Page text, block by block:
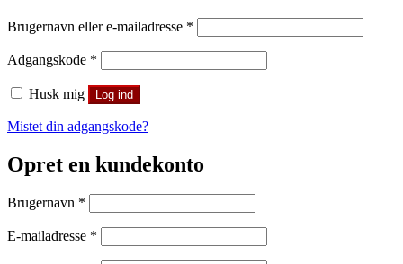
Brugernavn eller e-mailadresse *
Adgangskode *
Husk mig Log ind
Mistet din adgangskode?
Opret en kundekonto
Brugernavn *
E-mailadresse *